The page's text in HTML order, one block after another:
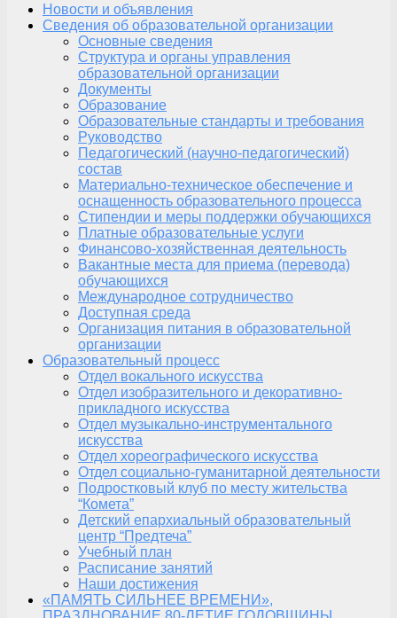
Новости и объявления
Сведения об образовательной организации
Основные сведения
Структура и органы управления
образовательной организации
Документы
Образование
Образовательные стандарты и требования
Руководство
Педагогический (научно-педагогический)
состав
Материально-техническое обеспечение и
оснащенность образовательного процесса
Стипендии и меры поддержки обучающихся
Платные образовательные услуги
Финансово-хозяйственная деятельность
Вакантные места для приема (перевода)
обучающихся
Международное сотрудничество
Доступная среда
Организация питания в образовательной
организации
Образовательный процесс
Отдел вокального искусства
Отдел изобразительного и декоративно-
прикладного искусства
Отдел музыкально-инструментального
искусства
Отдел хореографического искусства
Отдел социально-гуманитарной деятельности
Подростковый клуб по месту жительства
“Комета”
Детский епархиальный образовательный
центр “Предтеча”
Учебный план
Расписание занятий
Наши достижения
«ПАМЯТЬ СИЛЬНЕЕ ВРЕМЕНИ»,